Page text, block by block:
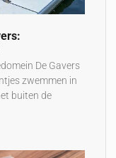
De Gavers
zwemmen in
buiten de